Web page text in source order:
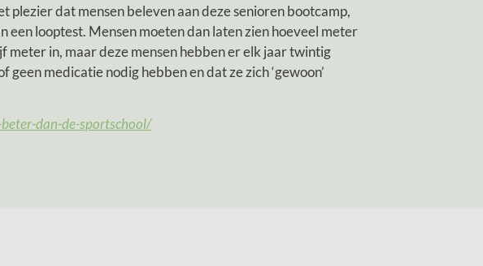
plezier dat mensen beleven aan deze senioren bootcamp,
looptest. Mensen moeten dan laten zien hoeveel meter
meter in, maar deze mensen hebben er elk jaar twintig
medicatie nodig hebben en dat ze zich ‘gewoon’
dan-de-sportschool/